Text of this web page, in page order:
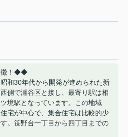
徴！◆◆
和30年代から開発が進められた新
側で瀬谷区と接し、最寄り駅は相
境駅となっています。この地域
宅が中心で、集合住宅は比較的少
。笹野台一丁目から四丁目までの